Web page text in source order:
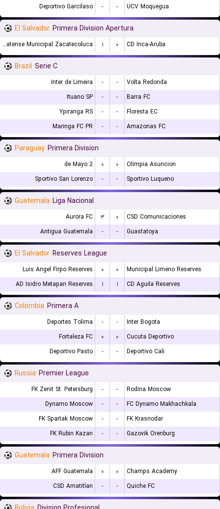
Deportivo Garcilaso
- - UCV Moquegua
El Salvador Primera Division Apertura
CD Platense Municipal Zacatecoluca ۱ ۰ CD Inca-Aruba
Brazil Serie C
Inter de Limeira - -
Volta Redonda
Ituano SP
- -
Barra FC
Ypiranga RS
- -
Floresta EC
Maringa FC PR
- - Amazonas FC
Paraguay Primera Division
2 de Mayo ۰ ۰
Olimpia Asuncion
Sportivo San Lorenzo
- - Sportivo Luqueno
Guatemala Liga Nacional
Aurora FC ۳ ۰
CSD Comunicaciones
Antigua Guatemala
- - Guastatoya
El Salvador Reserves League
Luis Angel Firpo Reserves ۰ ۰
Municipal Limeno Reserves
AD Isidro Metapan Reserves
۱ ۱ CD Aguila Reserves
Colombia Primera A
Deportes Tolima - -
Inter Bogota
Fortaleza FC
۰ ۰
Cucuta Deportivo
Deportivo Pasto
- - Deportivo Cali
Russia Premier League
FK Zenit St. Petersburg - -
Rodina Moscow
Dynamo Moscow
- -
FC Dynamo Makhachkala
FK Spartak Moscow
- -
FK Krasnodar
FK Rubin Kazan
- - Gazovik Orenburg
Guatemala Primera Division
AFF Guatemala ۰ ۰
Champs Academy
CSD Amatitlan
- - Quiche FC